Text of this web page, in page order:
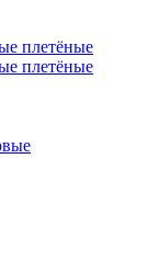
плетёные
плетёные